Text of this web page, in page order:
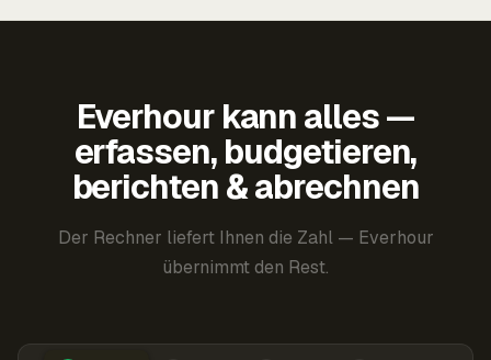
Everhour kann alles —
erfassen, budgetieren,
berichten & abrechnen
Der Rechner liefert Ihnen die Zahl — Everhour
übernimmt den Rest.